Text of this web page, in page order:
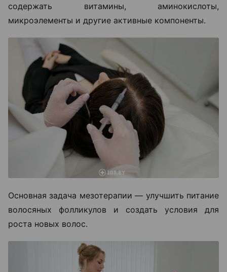
содержать витамины, аминокислоты,
микроэлементы и другие активные компоненты.
Основная задача мезотерапии — улучшить питание
волосяных фолликулов и создать условия для
роста новых волос.